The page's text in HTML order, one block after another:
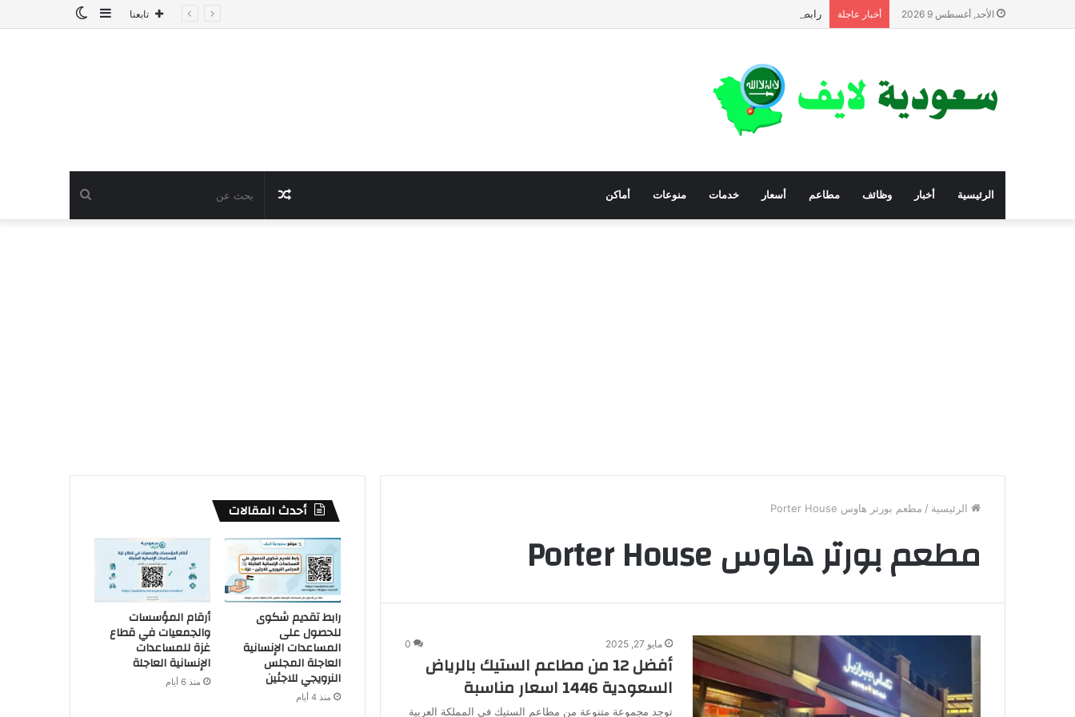
الأحد, أغسطس 9 2026 أخبار عاجلة رابط تقديم شكوى للحصول على المساعدات الإنسانية العاجلة المجلس النرويجي للاجئين
الوضعإضافة
تابعنا
الرئيسية أخبار وظائف مطاعم أسعار خدمات منوعات أماكن بحث مقال
الرئيسية / مطعم بورتر هاوس Porter House
مطعم بورتر هاوس Porter House
مايو 27, 2025 0
أفضل 12 من مطاعم الستيك بالرياض
السعودية 1446 اسعار مناسبة
توجد مجموعة متنوعة من مطاعم الستيك في المملكة العربية
أحدث المقالات
رابط تقديم شكوى
للحصول على
المساعدات الإنسانية
العاجلة المجلس
النرويجي للاجئين
منذ 4 أيام
أرقام المؤسسات
والجمعيات في قطاع
غزة للمساعدات
الإنسانية العاجلة
منذ 6 أيام